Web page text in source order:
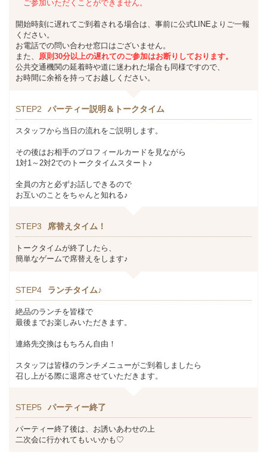
ご参加いただくことができません。
開始時刻に遅れてご到着される場合は、事前に公式LINEよりご一報
ください。
お電話での問い合わせ窓口はございません。
また、 原則30分以上の遅れてのご参加はお断りしております。
公共交通機関の延着時や道に迷われた場合も同様ですので、
お時間に余裕を持ってお越しください。
STEP2 パーティー説明＆トークタイム
スタッフから当日の流れをご説明します。
その後はお相手のプロフィールカードを見ながら
1対1～2対2でのトークタイムスタート♪
全員の方と必ずお話しできるので
お互いのことをちゃんと知れる♪
STEP3 席替えタイム！
トークタイムが終了したら、
簡単なゲームで席替えをします♪
STEP4 ランチタイム♪
絶品のランチを皆様で
最後までお楽しみいただきます。
連絡先交換はもちろん自由！
スタッフは皆様のランチメニューがご到着しましたら
召し上がる際に退席させていただきます。
STEP5 パーティー終了
パーティー終了後は、お誘いあわせの上
二次会に行かれてもいいかも♡